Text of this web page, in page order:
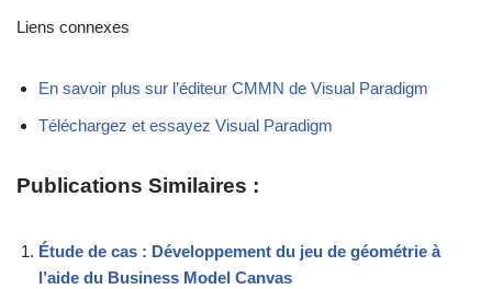
Liens connexes
En savoir plus sur l’éditeur CMMN de Visual Paradigm
Téléchargez et essayez Visual Paradigm
Publications Similaires :
Étude de cas : Développement du jeu de géométrie à
l’aide du Business Model Canvas